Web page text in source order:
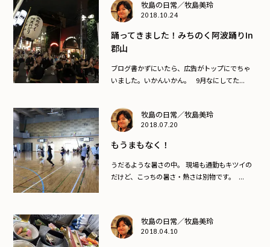
牧島の日常／牧島美玲
2018.10.24
踊ってきました！みちのく阿波踊りin
郡山
ブログ書かずにいたら、広告がトップにでちゃ
いました。いかんいかん。 9月なにしてた...
牧島の日常／牧島美玲
2018.07.20
もうまもなく！
うだるような暑さの中。 現場も通勤もキツイの
だけど、こっちの暑さ・熱さは別物です。 ...
牧島の日常／牧島美玲
2018.04.10